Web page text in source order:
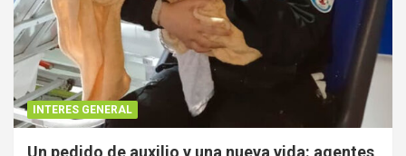
INTERES GENERAL
Un pedido de auxilio y una nueva vida: agentes